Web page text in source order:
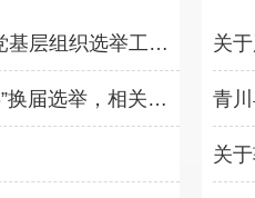
中共中央印发《中国共产党基层组织选举工作条例》
【换届应知应会】 村“两委”换届选举，相关法律法规知识在这里！ 青